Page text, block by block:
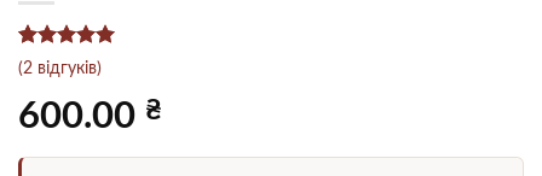
Рейтинг5
з 5 на
основі
опитування
2
(2 відгуків)
600.00 ₴